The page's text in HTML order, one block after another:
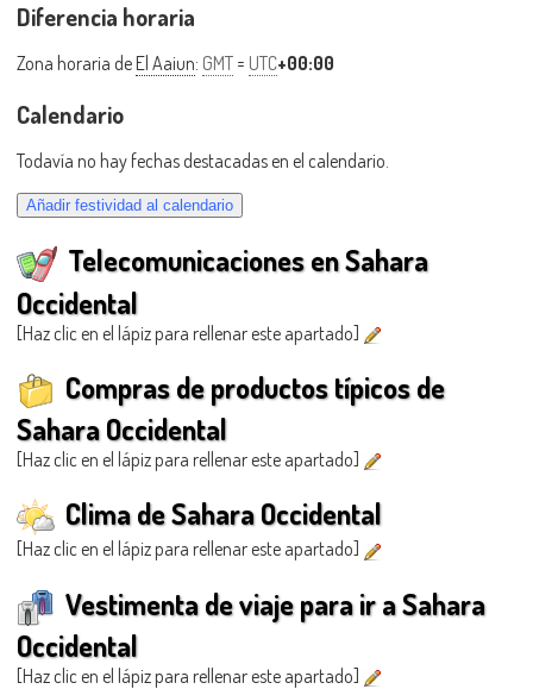
Diferencia horaria
Zona horaria de El Aaiun: GMT = UTC+00:00
Calendario
Todavía no hay fechas destacadas en el calendario.
Telecomunicaciones en Sahara
Occidental
[Haz clic en el lápiz para rellenar este apartado]
Compras de productos típicos de
Sahara Occidental
[Haz clic en el lápiz para rellenar este apartado]
Clima de Sahara Occidental
[Haz clic en el lápiz para rellenar este apartado]
Vestimenta de viaje para ir a Sahara
Occidental
[Haz clic en el lápiz para rellenar este apartado]